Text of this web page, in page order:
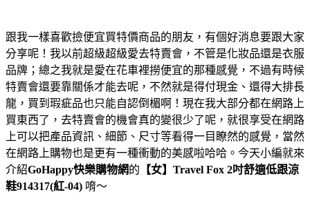
跟我一樣喜歡撿便宜買特價商品的朋友，有個好消息要跟大家
分享呢！我以前超級超級愛去特賣會，不管是化妝品還是衣服
品牌；總之我就是愛在花車裡撈便宜的那種感覺，不過有時候
特賣會還要靠關係才能去呢，不然就是得付現金、還得大排長
龍，買到瑕疵品也只能自認倒楣啊！現在我大部分都在網路上
買東西了，去特賣會的機會真的變很少了呢，就很享受在網路
上可以把產品資訊、細節、尺寸等看得一目瞭然的感覺，當然
在網路上購物也是更有一種衝動的美感啦哈哈。今天小編就來
介紹GoHappy快樂購物網的 【女】Travel Fox 2吋舒適低跟涼
鞋914317(紅-04) 唷～